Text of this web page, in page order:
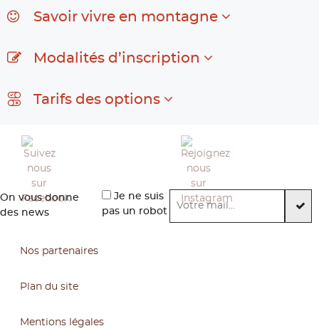
Savoir vivre en montagne
Modalités d’inscription
Tarifs des options
On vous donne
des news
Je ne suis
pas un robot
Nos partenaires
Plan du site
Mentions légales